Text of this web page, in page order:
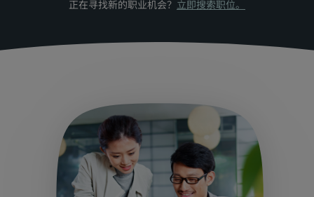
正在寻找新的职业机会？ 立即搜索职位。